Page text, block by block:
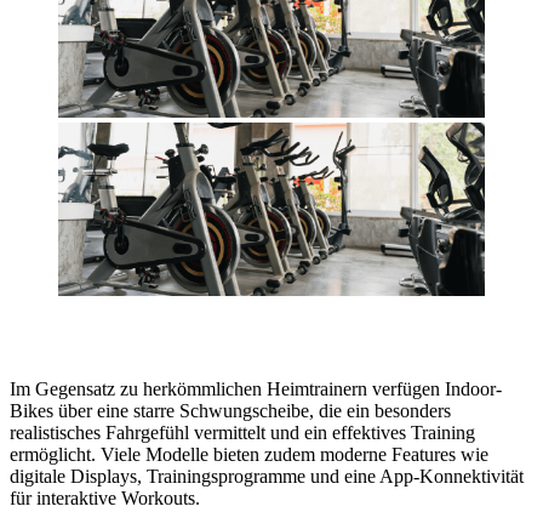
Im Gegensatz zu herkömmlichen Heimtrainern verfügen Indoor-
Bikes über eine starre Schwungscheibe, die ein besonders
realistisches Fahrgefühl vermittelt und ein effektives Training
ermöglicht. Viele Modelle bieten zudem moderne Features wie
digitale Displays, Trainingsprogramme und eine App-Konnektivität
für interaktive Workouts.